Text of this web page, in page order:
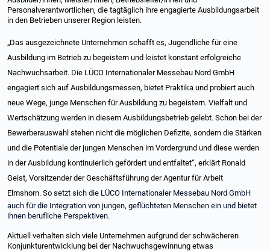
Personalverantwortlichen, die tagtäglich ihre engagierte Ausbildungsarbeit
in den Betrieben unserer Region leisten.
„Das ausgezeichnete Unternehmen schafft es, Jugendliche für eine
Ausbildung im Betrieb zu begeistern und leistet konstant erfolgreiche
Nachwuchsarbeit. Die LÜCO Internationaler Messebau Nord GmbH
engagiert sich auf Ausbildungsmessen, bietet Praktika und probiert auch
neue Wege, junge Menschen für Ausbildung zu begeistern. Vielfalt und
Wertschätzung werden in diesem Ausbildungsbetrieb gelebt. Schon bei der
Bewerberauswahl stehen nicht die möglichen Defizite, sondern die Stärken
und die Potentiale der jungen Menschen im Vordergrund und diese werden
in der Ausbildung kontinuierlich gefördert und entfaltet“, erklärt Ronald
Geist, Vorsitzender der Geschäftsführung der Agentur für Arbeit
Elmshorn. So setzt sich die LÜCO Internationaler Messebau Nord GmbH
auch für die Integration von jungen, geflüchteten Menschen ein und bietet
ihnen berufliche Perspektiven.
Aktuell verhalten sich viele Unternehmen aufgrund der schwächeren
Konjunkturentwicklung bei der Nachwuchsgewinnung etwas